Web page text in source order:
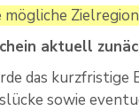
aktuell
das kurzfristige
sowie